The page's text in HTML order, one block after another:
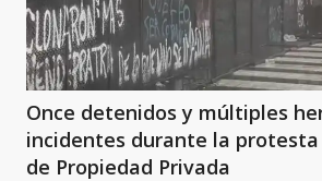
Once detenidos y múltiples
incidentes durante la
de Propiedad Privada